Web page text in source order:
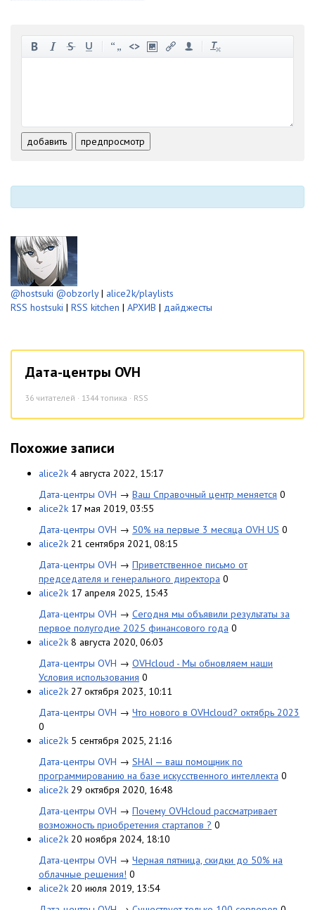
-
-
-
добавить предпросмотр
@hostsuki @obzorly| alice2k/playlists
RSS hostsuki | RSS kitchen | АРХИВ | дайджесты
Дата-центры OVH
36 читателей · 1344 топика · RSS
Похожие записи
alice2k 4 августа 2022, 15:17
Дата-центры OVH → Ваш Справочный центр меняется 0
alice2k 17 мая 2019, 03:55
Дата-центры OVH → 50% на первые 3 месяца OVH US 0
alice2k 21 сентября 2021, 08:15
Дата-центры OVH → Приветственное письмо от
председателя и генерального директора 0
alice2k 17 апреля 2025, 15:43
Дата-центры OVH → Сегодня мы объявили результаты за
первое полугодие 2025 финансового года 0
alice2k 8 августа 2020, 06:03
Дата-центры OVH → OVHcloud - Мы обновляем наши
Условия использования 0
alice2k 27 октября 2023, 10:11
Дата-центры OVH → Что нового в OVHcloud? октябрь 2023
0
alice2k 5 сентября 2025, 21:16
Дата-центры OVH → SHAI — ваш помощник по
программированию на базе искусственного интеллекта 0
alice2k 29 октября 2020, 16:48
Дата-центры OVH → Почему OVHcloud рассматривает
возможность приобретения стартапов ? 0
alice2k 20 ноября 2024, 18:10
Дата-центры OVH → Черная пятница, скидки до 50% на
облачные решения! 0
alice2k 20 июля 2019, 13:54